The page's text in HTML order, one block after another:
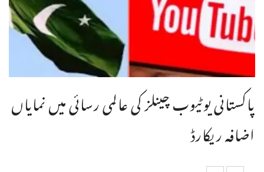
پاکستانی یوٹیوب چینلز کی عالمی رسائی میں نمایاں
اضافہ ریکارڈ